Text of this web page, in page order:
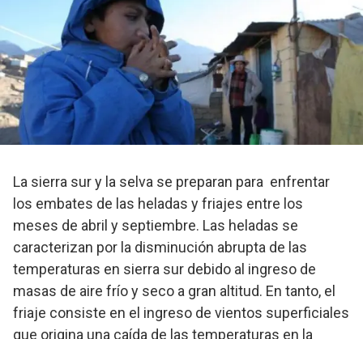
La sierra sur y la selva se preparan para enfrentar
los embates de las heladas y friajes entre los
meses de abril y septiembre. Las heladas se
caracterizan por la disminución abrupta de las
temperaturas en sierra sur debido al ingreso de
masas de aire frío y seco a gran altitud. En tanto, el
friaje consiste en el ingreso de vientos superficiales
que origina una caída de las temperaturas en la